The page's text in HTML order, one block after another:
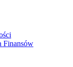
Finansów